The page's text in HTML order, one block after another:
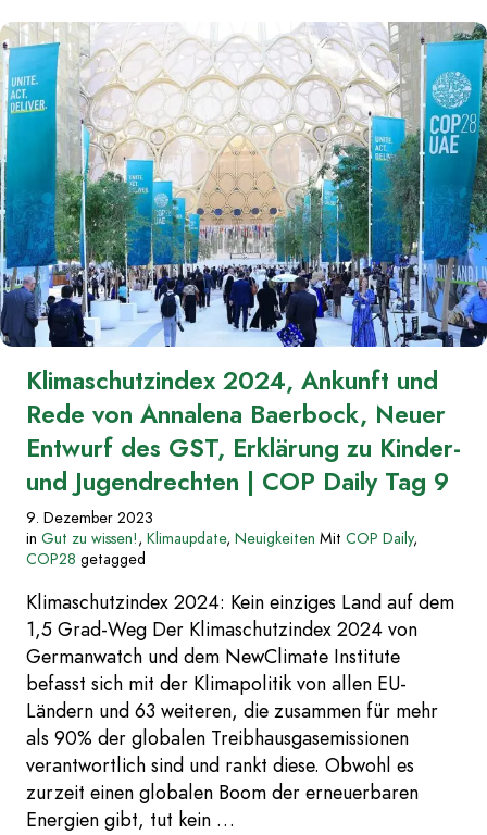
Energien
so
nah
wie
zuvor
|
COP
Daily
Tag
10“
Klimaschutzindex 2024, Ankunft und
Rede von Annalena Baerbock, Neuer
Entwurf des GST, Erklärung zu Kinder-
und Jugendrechten | COP Daily Tag 9
9. Dezember 2023
in Gut zu wissen!, Klimaupdate, Neuigkeiten Mit COP Daily,
COP28 getagged
Klimaschutzindex 2024: Kein einziges Land auf dem
1,5 Grad-Weg Der Klimaschutzindex 2024 von
Germanwatch und dem NewClimate Institute
befasst sich mit der Klimapolitik von allen EU-
Ländern und 63 weiteren, die zusammen für mehr
als 90% der globalen Treibhausgasemissionen
verantwortlich sind und rankt diese. Obwohl es
zurzeit einen globalen Boom der erneuerbaren
Energien gibt, tut kein …